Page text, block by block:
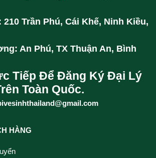
210 Trần Phú, Cái Khế, Ninh Kiều,
An Phú, TX Thuận An, Bình
Tiếp Để Đăng Ký Đại Lý
Toàn Quốc.
HÀNG